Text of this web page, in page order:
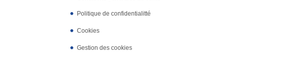
Politique de confidentialitté
Cookies
Gestion des cookies